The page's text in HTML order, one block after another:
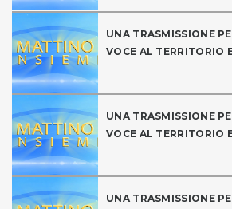
UNA TRASMISSIONE
VOCE AL TERRITORIO
UNA TRASMISSIONE
VOCE AL TERRITORIO
UNA TRASMISSIONE